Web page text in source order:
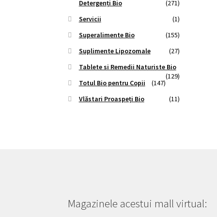
Detergenți Bio
(271)
Servicii
(1)
Superalimente Bio
(155)
Suplimente Lipozomale
(27)
Tablete si Remedii Naturiste Bio
(129)
Totul Bio pentru Copii
(147)
Vlăstari Proaspeți Bio
(11)
Magazinele acestui mall virtual: